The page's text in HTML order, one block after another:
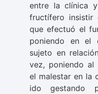
entre la clínica
fructífero insistir
que efectuó el
poniendo en el
sujeto en
vez, poniendo al
el malestar en la
ido gestando